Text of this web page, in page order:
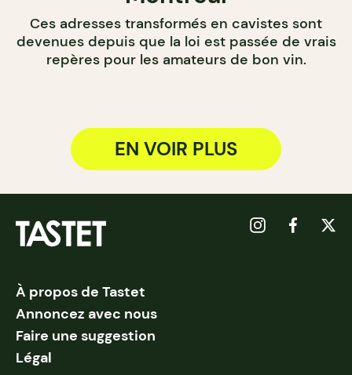
Ces adresses transformés en cavistes sont
devenues depuis que la loi est passée de vrais
repères pour les amateurs de bon vin.
EN VOIR PLUS
À propos de Tastet
Annoncez avec nous
Faire une suggestion
Légal